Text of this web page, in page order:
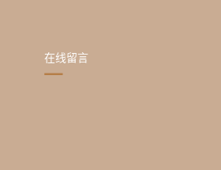
在线留言